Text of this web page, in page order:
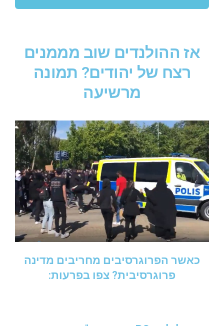
אז ההולנדים שוב מממנים
רצח של יהודים? תמונה
מרשיעה
כאשר הפרוגרסיבים מחריבים מדינה
פרוגרסיבית? צפו בפרעות: